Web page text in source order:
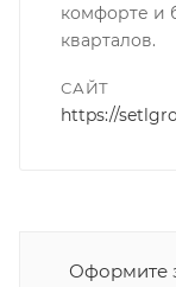
комфорте и
кварталов.
САЙТ
https://
Оформите